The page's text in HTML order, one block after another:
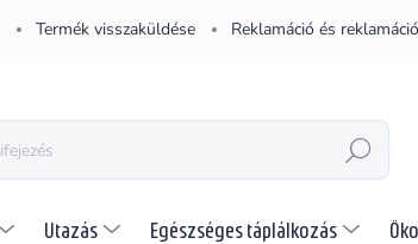
Termék visszaküldése Reklamáció és
KERESÉS
Utazás Egészséges táplálkozás